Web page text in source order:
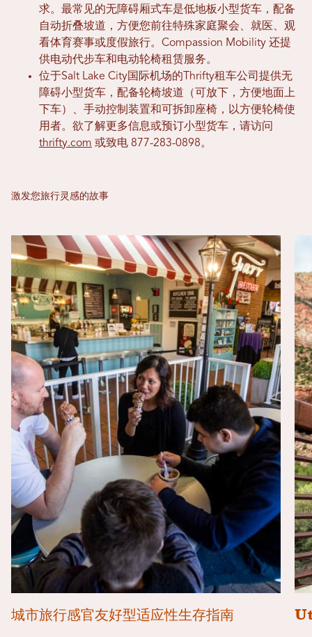
求。最常见的无障碍厢式车是低地板小型货车，配备
自动折叠坡道，方便您前往特殊家庭聚会、就医、观
看体育赛事或度假旅行。Compassion Mobility 还提
供电动代步车和电动轮椅租赁服务。
位于Salt Lake City国际机场的Thrifty租车公司提供无
障碍小型货车，配备轮椅坡道（可放下，方便地面上
下车）、手动控制装置和可拆卸座椅，以方便轮椅使
用者。欲了解更多信息或预订小型货车，请访问
thrifty.com 或致电 877-283-0898。
激发您旅行灵感的故事
城市旅行感官友好型适应性生存指南